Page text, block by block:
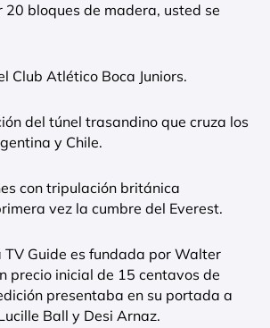
20 bloques de madera, usted se
Club Atlético Boca Juniors.
del túnel trasandino que cruza los
y Chile.
con tripulación británica
vez la cumbre del Everest.
Guide es fundada por Walter
precio inicial de 15 centavos de
presentaba en su portada a
Ball y Desi Arnaz.